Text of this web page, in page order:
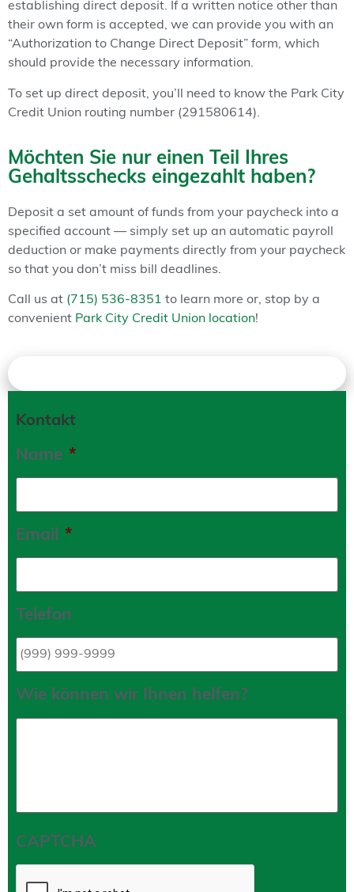
establishing direct deposit. If a written notice other than
their own form is accepted, we can provide you with an
“Authorization to Change Direct Deposit” form, which
should provide the necessary information.
To set up direct deposit, you’ll need to know the Park City
Credit Union routing number (291580614).
Möchten Sie nur einen Teil Ihres
Gehaltsschecks eingezahlt haben?
Deposit a set amount of funds from your paycheck into a
specified account — simply set up an automatic payroll
deduction or make payments directly from your paycheck
so that you don’t miss bill deadlines.
Call us at (715) 536-8351 to learn more or, stop by a
convenient Park City Credit Union location!
Kontakt
Name *
Email *
Telefon
Wie können wir Ihnen helfen?
CAPTCHA